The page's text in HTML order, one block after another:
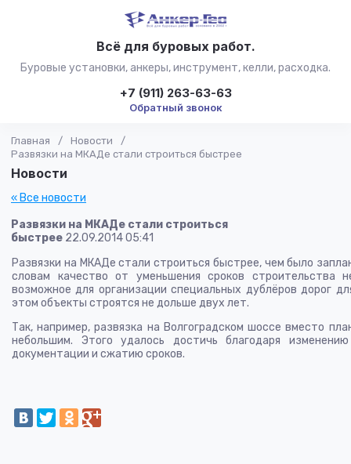
Всё для буровых работ.
Буровые установки, анкеры, инструмент, келли, расходка.
+7 (911) 263-63-63
Обратный звонок
Главная / Новости
/
Развязки на МКАДе стали строиться быстрее
Новости
« Все новости
Развязки на МКАДе стали строиться
быстрее 22.09.2014 05:41
Развязки на МКАДе стали строиться быстрее, чем было
словам качество от уменьшения сроков строительства
возможное для организации специальных дублёров дорог
этом объекты строятся не дольше двух лет.
Так, например, развязка на Волгоградском шоссе вместо
небольшим. Этого удалось достичь благодаря
документации и сжатию сроков.